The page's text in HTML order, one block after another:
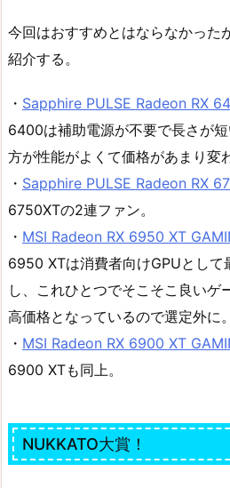
今回はおすすめとはならなかった
紹介する。
・ Sapphire PULSE Radeon RX
6400は補助電源が不要で長さが
方が性能がよくて価格があまり変
・ Sapphire PULSE Radeon RX
6750XTの2連ファン。
・ MSI Radeon RX 6950 XT
6950 XTは消費者向けGPUとして
し、これひとつでそこそこ良いゲ
高価格となっているので選定外に。
・ MSI Radeon RX 6900 XT
6900 XTも同上。
NUKKATO大賞！